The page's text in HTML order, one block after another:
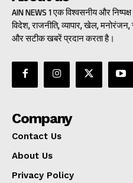
AIN NEWS 1 एक विश्वसनीय और
विदेश, राजनीति, व्यापार, खेल,
और सटीक खबरें प्रदान करता है।
Company
Contact Us
About Us
Privacy Policy